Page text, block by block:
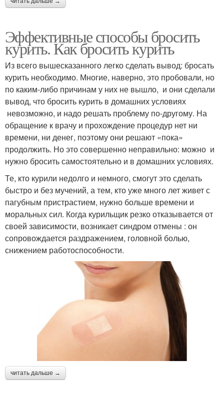
Эффективные способы бросить
курить. Как бросить курить
Из всего вышесказанного легко сделать вывод: бросать
курить необходимо. Многие, наверно, это пробовали, но
по каким-либо причинам у них не вышло, и они сделали
вывод, что бросить курить в домашних условиях
невозможно, и надо решать проблему по-другому. На
обращение к врачу и прохождение процедур нет ни
времени, ни денег, поэтому они решают «пока»
продолжить. Но это совершенно неправильно: можно и
нужно бросить самостоятельно и в домашних условиях.
Те, кто курили недолго и немного, смогут это сделать
быстро и без мучений, а тем, кто уже много лет живет с
пагубным пристрастием, нужно больше времени и
моральных сил. Когда курильщик резко отказывается от
своей зависимости, возникает синдром отмены : он
сопровождается раздражением, головной болью,
снижением работоспособности.
читать дальше →